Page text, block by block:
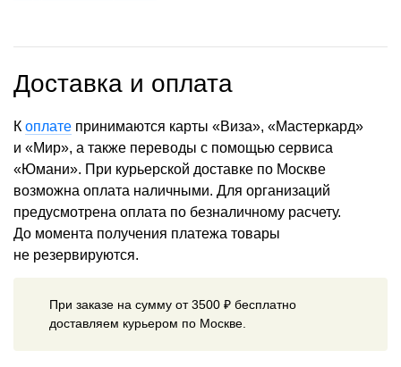
Доставка и оплата
К оплате принимаются карты «Виза», «Мастеркард»
и «Мир», а также переводы с помощью сервиса
«Юмани». При курьерской доставке по Москве
возможна оплата наличными. Для организаций
предусмотрена оплата по безналичному расчету.
До момента получения платежа товары
не резервируются.
При заказе на сумму от 3500 ₽ бесплатно
доставляем курьером по Москве.